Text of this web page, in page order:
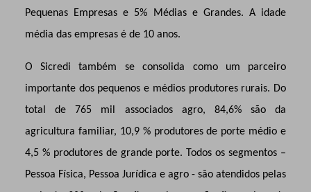
Pequenas Empresas e 5% Médias e Grandes. A idade
média das empresas é de 10 anos.
O Sicredi também se consolida como um parceiro
importante dos pequenos e médios produtores rurais. Do
total de 765 mil associados agro, 84,6% são da
agricultura familiar, 10,9 % produtores de porte médio e
4,5 % produtores de grande porte. Todos os segmentos –
Pessoa Física, Pessoa Jurídica e agro - são atendidos pelas